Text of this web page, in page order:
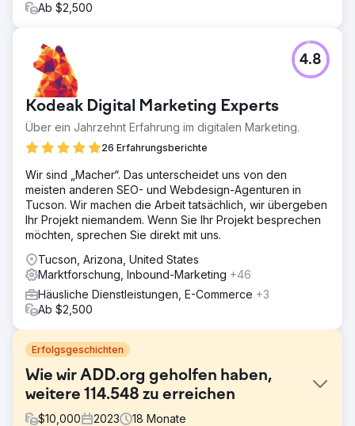
Ab $2,500
Kodeak Digital Marketing Experts
Über ein Jahrzehnt Erfahrung im digitalen Marketing.
26 Erfahrungsberichte
4.8
Wir sind „Macher“. Das unterscheidet uns von den
meisten anderen SEO- und Webdesign-Agenturen in
Tucson. Wir machen die Arbeit tatsächlich, wir übergeben
Ihr Projekt niemandem. Wenn Sie Ihr Projekt besprechen
möchten, sprechen Sie direkt mit uns.
Tucson, Arizona, United States
Marktforschung, Inbound-Marketing +46
Häusliche Dienstleistungen, E-Commerce +3
Ab $2,500
Erfolgsgeschichten
Wie wir ADD.org geholfen haben,
weitere 114.548 zu erreichen
$10,000 2023 18 Monate